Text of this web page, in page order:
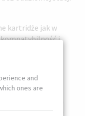
kartridże jak w
kompatybilność i
pomiędzy
and
ones are